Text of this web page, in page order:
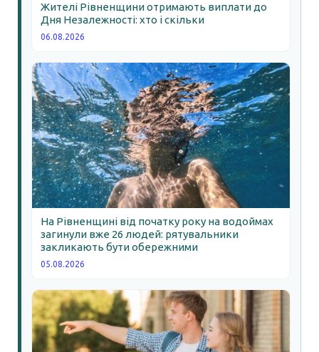
Жителі Рівненщини отримають виплати до
Дня Незалежності: хто і скільки
06.08.2026
На Рівненщині від початку року на водоймах
загинули вже 26 людей: рятувальники
закликають бути обережними
05.08.2026